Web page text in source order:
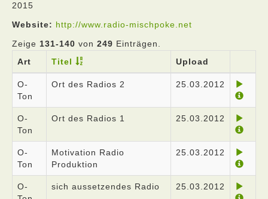
2015
Website: http://www.radio-mischpoke.net
Zeige 131-140 von 249 Einträgen.
Art
Titel Upload
O-
Ton
Ort des Radios 2 25.03.2012
O-
Ton
Ort des Radios 1 25.03.2012
O-
Ton
Motivation Radio
Produktion
25.03.2012
O-
sich aussetzendes Radio 25.03.2012